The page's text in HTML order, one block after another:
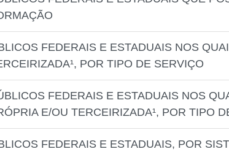
FEDERAIS E ESTADUAIS NOS
POR TIPO DE SERVIÇO
FEDERAIS E ESTADUAIS NOS
E/OU TERCEIRIZADA¹, POR TIPO
FEDERAIS E ESTADUAIS, POR